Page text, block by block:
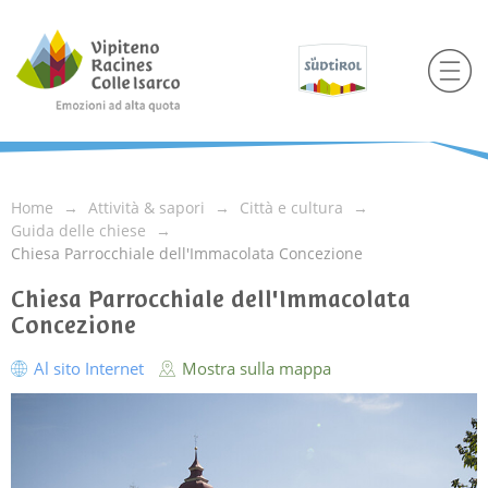
Home Attività & sapori
Città e cultura
Guida delle chiese
Chiesa Parrocchiale dell'Immacolata Concezione
Chiesa Parrocchiale dell'Immacolata
Concezione
Al sito Internet Mostra sulla mappa